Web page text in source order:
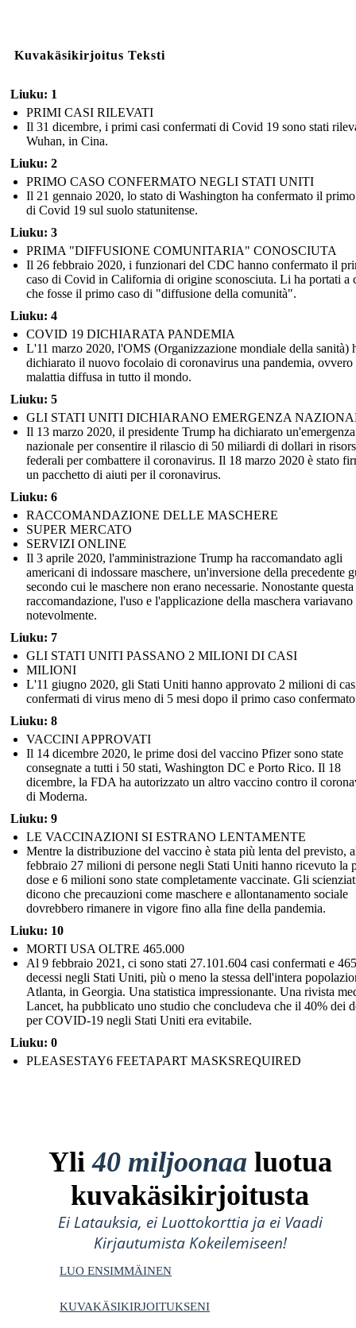
Kuvakäsikirjoitus Teksti
Liuku: 1
PRIMI CASI RILEVATI
Il 31 dicembre, i primi casi confermati di Covid 19 sono stati
Wuhan, in Cina.
Liuku: 2
PRIMO CASO CONFERMATO NEGLI STATI UNITI
Il 21 gennaio 2020, lo stato di Washington ha confermato il
di Covid 19 sul suolo statunitense.
Liuku: 3
PRIMA "DIFFUSIONE COMUNITARIA" CONOSCIUTA
Il 26 febbraio 2020, i funzionari del CDC hanno confermato il
caso di Covid in California di origine sconosciuta. Li ha portati a
che fosse il primo caso di "diffusione della comunità".
Liuku: 4
COVID 19 DICHIARATA PANDEMIA
L'11 marzo 2020, l'OMS (Organizzazione mondiale della sanità)
dichiarato il nuovo focolaio di coronavirus una pandemia, ovvero
malattia diffusa in tutto il mondo.
Liuku: 5
GLI STATI UNITI DICHIARANO EMERGENZA
Il 13 marzo 2020, il presidente Trump ha dichiarato un'emergenza
nazionale per consentire il rilascio di 50 miliardi di dollari in
federali per combattere il coronavirus. Il 18 marzo 2020 è stato
un pacchetto di aiuti per il coronavirus.
Liuku: 6
RACCOMANDAZIONE DELLE MASCHERE
SUPER MERCATO
SERVIZI ONLINE
Il 3 aprile 2020, l'amministrazione Trump ha raccomandato agli
americani di indossare maschere, un'inversione della precedente
secondo cui le maschere non erano necessarie. Nonostante questa
raccomandazione, l'uso e l'applicazione della maschera variavano
notevolmente.
Liuku: 7
GLI STATI UNITI PASSANO 2 MILIONI DI CASI
MILIONI
L'11 giugno 2020, gli Stati Uniti hanno approvato 2 milioni di
confermati di virus meno di 5 mesi dopo il primo caso
Liuku: 8
VACCINI APPROVATI
Il 14 dicembre 2020, le prime dosi del vaccino Pfizer sono state
consegnate a tutti i 50 stati, Washington DC e Porto Rico. Il 18
dicembre, la FDA ha autorizzato un altro vaccino contro il
di Moderna.
Liuku: 9
LE VACCINAZIONI SI ESTRANO LENTAMENTE
Mentre la distribuzione del vaccino è stata più lenta del previsto,
febbraio 27 milioni di persone negli Stati Uniti hanno ricevuto la
dose e 6 milioni sono state completamente vaccinate. Gli
dicono che precauzioni come maschere e allontanamento sociale
dovrebbero rimanere in vigore fino alla fine della pandemia.
Liuku: 10
MORTI USA OLTRE 465.000
Al 9 febbraio 2021, ci sono stati 27.101.604 casi confermati e
decessi negli Stati Uniti, più o meno la stessa dell'intera
Atlanta, in Georgia. Una statistica impressionante. Una rivista
Lancet, ha pubblicato uno studio che concludeva che il 40% dei
per COVID-19 negli Stati Uniti era evitabile.
Liuku: 0
PLEASESTAY6 FEETAPART MASKSREQUIRED
Yli40 miljoonaa luotua
kuvakäsikirjoitusta
Ei Latauksia, ei Luottokorttia ja ei Vaadi
Kirjautumista Kokeilemiseen!
LUO ENSIMMÄINEN
KUVAKÄSIKIRJOITUKSENI